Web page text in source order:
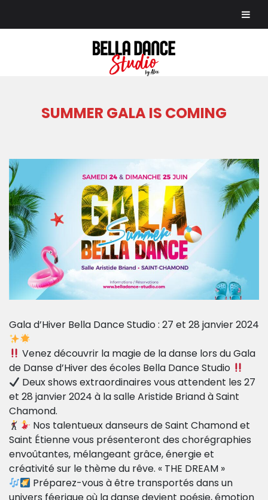
SUMMER GALA IS COMING
Gala d’Hiver Bella Dance Studio : 27 et 28 janvier 2024
Venez découvrir la magie de la danse lors du Gala
de Danse d’Hiver des écoles Bella Dance Studio
Deux shows extraordinaires vous attendent les 27
et 28 janvier 2024 à la salle Aristide Briand à Saint
Chamond.
Nos talentueux danseurs de Saint Chamond et
Saint Étienne vous présenteront des chorégraphies
envoûtantes, mélangeant grâce, énergie et
créativité sur le thème du rêve. « THE DREAM »
Préparez-vous à être transportés dans un